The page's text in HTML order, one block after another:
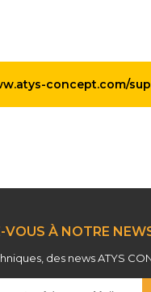
concept.com/
VOUS À NOTRE
des news ATYS